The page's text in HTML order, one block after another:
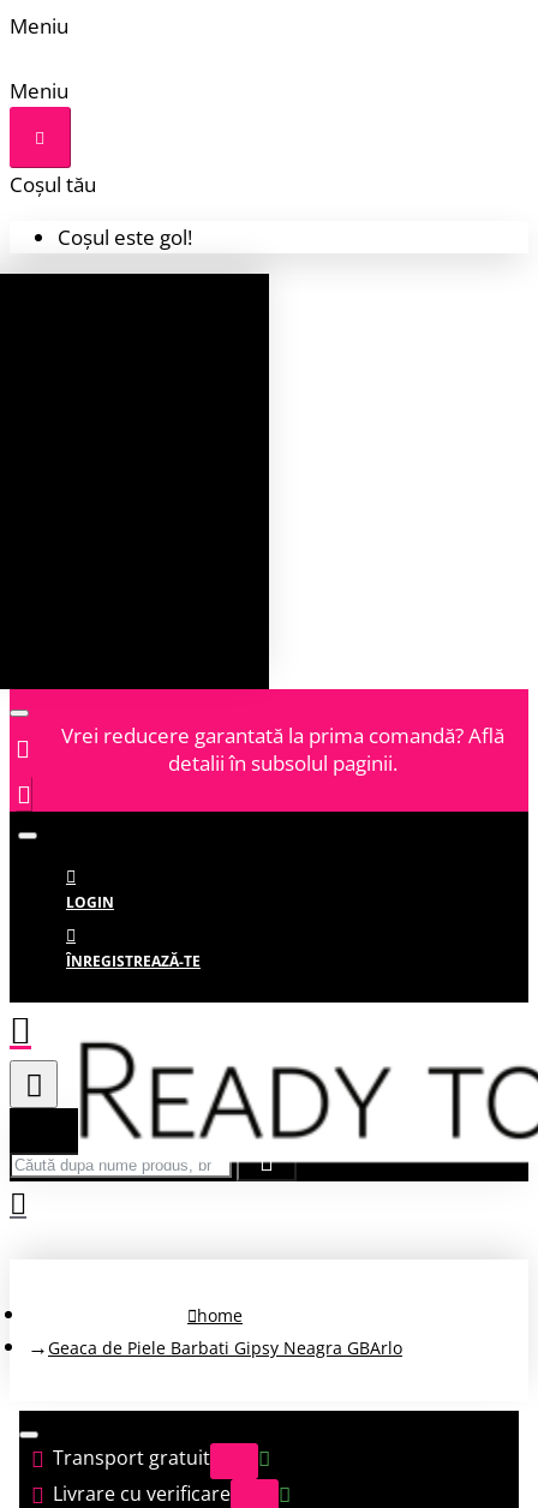
Meniu
Meniu
Coșul tău
Coșul este gol!
Vrei reducere garantată la prima comandă? Află
detalii în subsolul paginii.
LOGIN
ÎNREGISTREAZĂ-TE
Căută după nume produs, brand...
home
Geaca de Piele Barbati Gipsy Neagra GBArlo
Transport gratuit
Livrare cu verificare